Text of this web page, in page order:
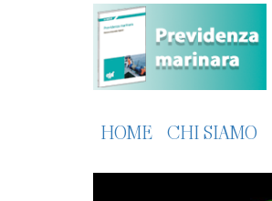
HOME CHI SIAMO